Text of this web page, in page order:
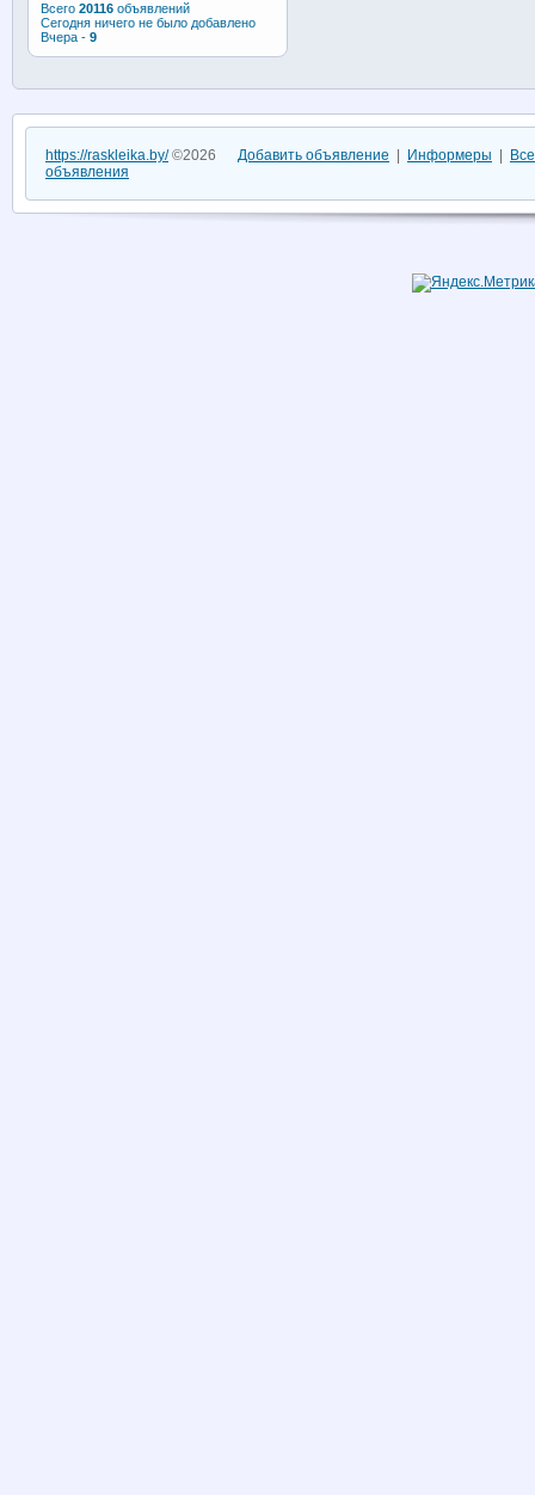
Всего 20116объявлений
Сегодня ничего не было добавлено
Вчера - 9
https://raskleika.by/©2026 Добавить объявление Информеры
объявления